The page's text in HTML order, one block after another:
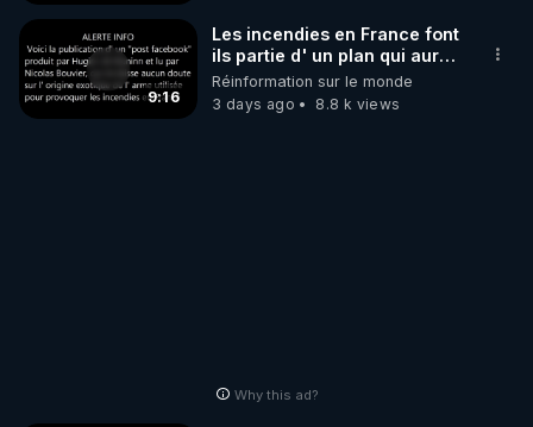
9:16
Les incendies en France font
ils partie d' un plan qui aurait
débuté le 11 septembre 2001
?
Réinformation sur le monde
3 days ago
8.8 k views
Why this ad?